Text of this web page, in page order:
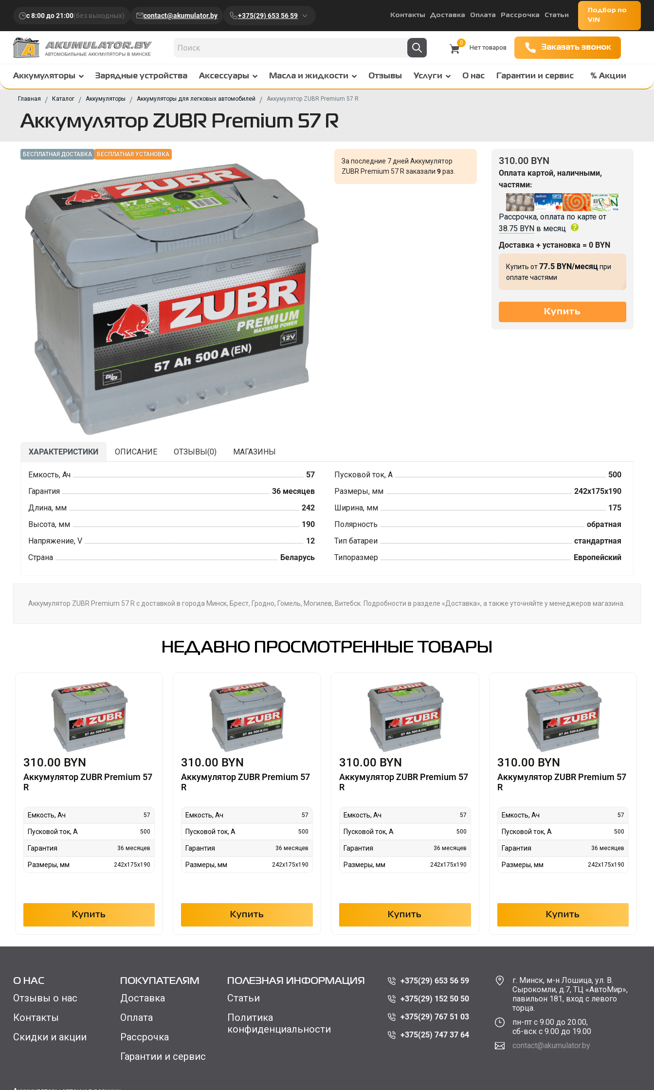
с 8:00 до 21:00(без выходных) contact@akumulator.by +375(29) 653 56 59 Контакты Доставка Оплата Рассрочка Статьи
Подбор по
VIN
0
Заказать звонок
Аккумуляторы Зарядные устройства Аксессуары Масла и жидкости Отзывы Услуги О нас Гарантии и сервис % Акции
Главная Каталог Аккумуляторы Аккумуляторы для легковых автомобилей Аккумулятор ZUBR Premium 57 R
Аккумулятор ZUBR Premium 57 R
БЕСПЛАТНАЯ ДОСТАВКА БЕСПЛАТНАЯ УСТАНОВКА
За последние 7 дней Аккумулятор
ZUBR Premium 57 R заказали 9раз.
310.00 BYN
Оплата картой, наличными,
частями:
Рассрочка, оплата по карте от
38.75 BYNв месяц
Доставка + установка = 0 BYN
Купить от77.5 BYN/месяцпри
оплате частями
ХАРАКТЕРИСТИКИ ОПИСАНИЕ ОТЗЫВЫ(0) МАГАЗИНЫ
Емкость, Ач 57 Пусковой ток, А
500
Гарантия
36 месяцев Размеры, мм
242x175x190
Длина, мм
242 Ширина, мм
175
Высота, мм
190 Полярность
обратная
Напряжение, V
12 Тип батареи
стандартная
Страна
Беларусь Типоразмер Европейский
Аккумулятор ZUBR Premium 57 R с доставкой в города Минск, Брест, Гродно, Гомель, Могилев, Витебск. Подробности в разделе «Доставка», а также уточняйте у менеджеров магазина.
НЕДАВНО ПРОСМОТРЕННЫЕ ТОВАРЫ
310.00 BYN
Аккумулятор ZUBR Premium 57
R
Емкость, Ач 57
Пусковой ток, А 500
Гарантия 36 месяцев
Размеры, мм 242x175x190
Купить
310.00 BYN
Аккумулятор ZUBR Premium 57
R
Емкость, Ач 57
Пусковой ток, А 500
Гарантия 36 месяцев
Размеры, мм 242x175x190
Купить
310.00 BYN
Аккумулятор ZUBR Premium 57
R
Емкость, Ач 57
Пусковой ток, А 500
Гарантия 36 месяцев
Размеры, мм 242x175x190
Купить
310.00 BYN
Аккумулятор ZUBR Premium 57
R
Емкость, Ач 57
Пусковой ток, А 500
Гарантия 36 месяцев
Размеры, мм 242x175x190
Купить
О НАС
Отзывы о нас
Контакты
Скидки и акции
ПОКУПАТЕЛЯМ
Доставка
Оплата
Рассрочка
Гарантии и сервис
ПОЛЕЗНАЯ ИНФОРМАЦИЯ
Статьи
Политика
конфиденциальности
+375(29) 653 56 59
+375(29) 152 50 50
+375(29) 767 51 03
+375(25) 747 37 64
г. Минск, м-н Лошица, ул. В.
Сырокомли, д.7, ТЦ «АвтоМир»,
павильон 181, вход с левого
торца.
пн-пт с 9.00 до 20.00,
сб-вск с 9.00 до 19.00
contact@akumulator.by